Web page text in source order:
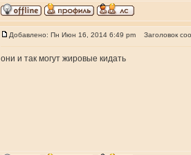
Добавлено: Пн Июн 16, 2014 6:49 pm Заголовок
они и так могут жировые кидать